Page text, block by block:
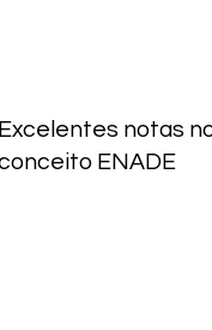
Excelentes notas
ENADE